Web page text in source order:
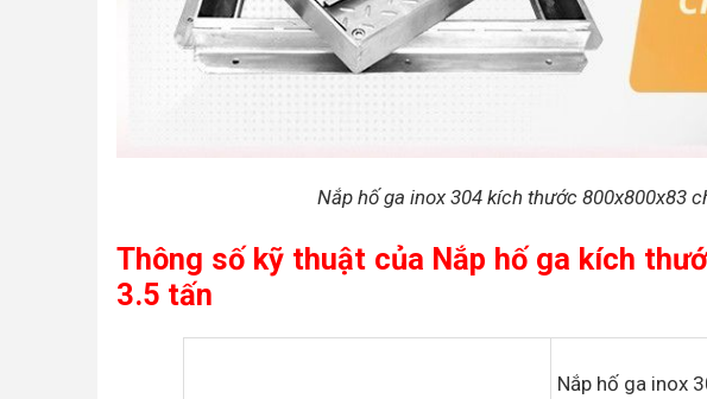
Nắp hố ga inox 304 kích thước 800x800x83
Thông số kỹ thuật của Nắp hố ga kích
3.5 tấn
Nắp hố ga inox